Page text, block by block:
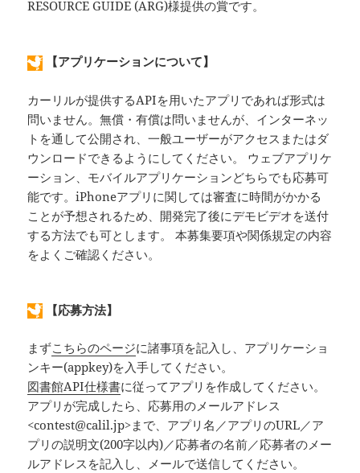
RESOURCE GUIDE (ARG)様提供の賞です。
【アプリケーションについて】
カーリルが提供するAPIを用いたアプリであれば形式は
問いません。無償・有償は問いませんが、インターネッ
トを通して公開され、一般ユーザーがアクセスまたはダ
ウンロードできるようにしてください。 ウェブアプリケ
ーション、モバイルアプリケーションどちらでも応募可
能です。iPhoneアプリに関しては審査に時間がかかる
ことが予想されるため、開発完了後にデモビデオを送付
する方法でも可とします。 本募集要項や関係規定の内容
をよくご確認ください。
【応募方法】
まずこちらのページに諸事項を記入し、アプリケーショ
ンキー(appkey)を入手してください。
図書館API仕様書に従ってアプリを作成してください。
アプリが完成したら、応募用のメールアドレス
<contest@calil.jp>まで、アプリ名／アプリのURL／ア
プリの説明文(200字以内)／応募者の名前／応募者のメー
ルアドレスを記入し、メールで送信してください。